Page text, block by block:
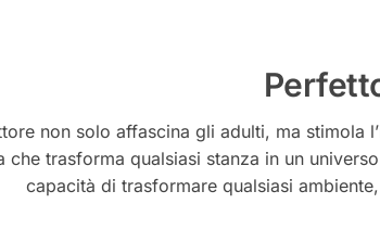
non solo affascina gli adulti, ma stimola
che trasforma qualsiasi stanza in un
capacità di trasformare qualsiasi